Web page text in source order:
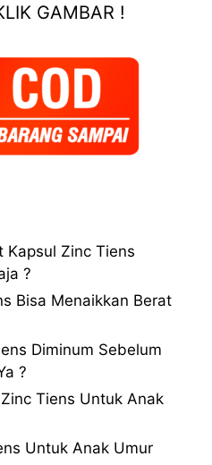
GAMBAR !
Kapsul Zinc Tiens
?
Bisa Menaikkan Berat
Diminum Sebelum
?
Tiens Untuk Anak
Untuk Anak Umur